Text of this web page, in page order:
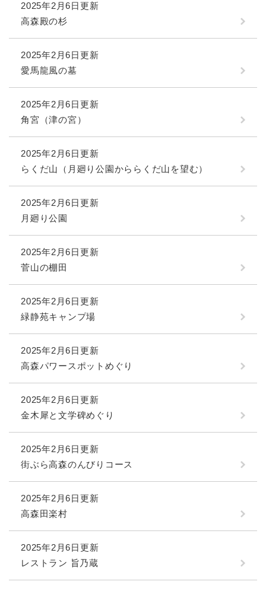
2025年2月6日更新
高森殿の杉
2025年2月6日更新
愛馬龍風の墓
2025年2月6日更新
角宮（津の宮）
2025年2月6日更新
らくだ山（月廻り公園かららくだ山を望む）
2025年2月6日更新
月廻り公園
2025年2月6日更新
菅山の棚田
2025年2月6日更新
緑静苑キャンプ場
2025年2月6日更新
高森パワースポットめぐり
2025年2月6日更新
金木犀と文学碑めぐり
2025年2月6日更新
街ぶら高森のんびりコース
2025年2月6日更新
高森田楽村
2025年2月6日更新
レストラン 旨乃蔵